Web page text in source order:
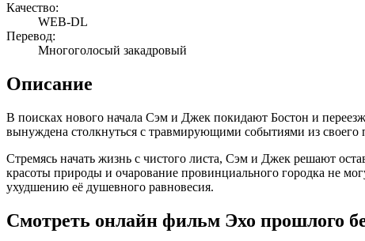
Качество:
WEB-DL
Перевод:
Многоголосый закадровый
Описание
В поисках нового начала Сэм и Джек покидают Бостон и
вынуждена столкнуться с травмирующими событиями из своего
Стремясь начать жизнь с чистого листа, Сэм и Джек решают
красоты природы и очарование провинциального городка не
ухудшению её душевного равновесия.
Смотреть онлайн фильм Эхо прошлого